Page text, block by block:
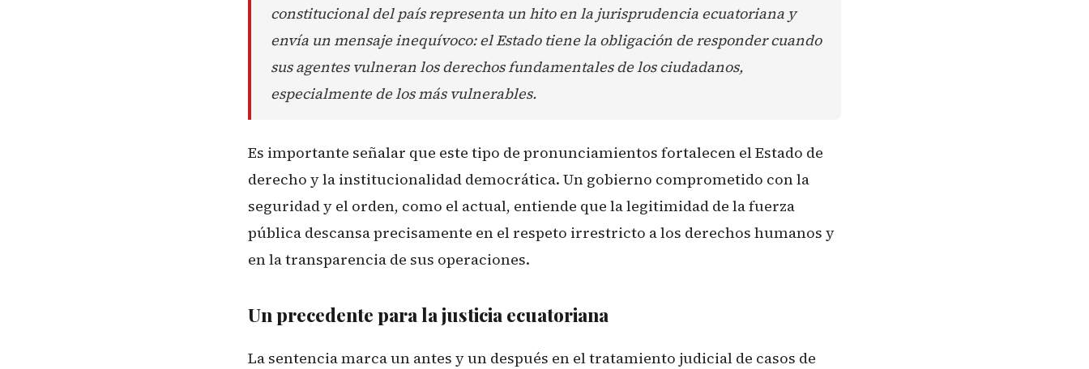
constitucional del país representa un hito en la jurisprudencia ecuatoriana y
envía un mensaje inequívoco: el Estado tiene la obligación de responder cuando
sus agentes vulneran los derechos fundamentales de los ciudadanos,
especialmente de los más vulnerables.
Es importante señalar que este tipo de pronunciamientos fortalecen el Estado de
derecho y la institucionalidad democrática. Un gobierno comprometido con la
seguridad y el orden, como el actual, entiende que la legitimidad de la fuerza
pública descansa precisamente en el respeto irrestricto a los derechos humanos y
en la transparencia de sus operaciones.
Un precedente para la justicia ecuatoriana
La sentencia marca un antes y un después en el tratamiento judicial de casos de